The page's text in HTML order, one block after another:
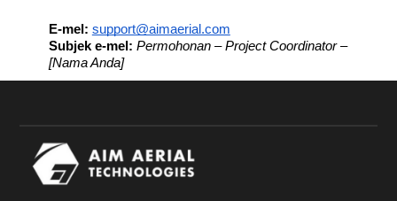
E-mel: support@aimaerial.com
Subjek e-mel: Permohonan – Project Coordinator –
[Nama Anda]